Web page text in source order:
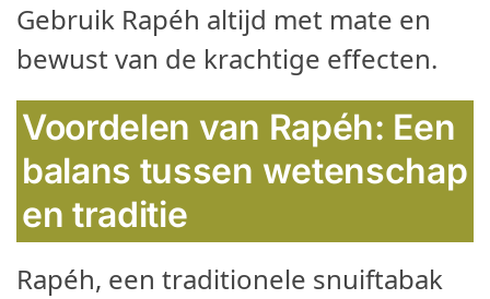
Gebruik Rapéh altijd met mate en
bewust van de krachtige effecten.
Voordelen van Rapéh: Een
balans tussen wetenschap
en traditie
Rapéh, een traditionele snuiftabak